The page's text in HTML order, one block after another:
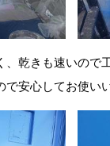
乾きも速いので
安心してお使い